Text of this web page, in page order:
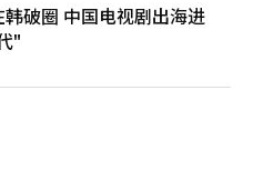
韩破圈 中国电视剧出海进
"